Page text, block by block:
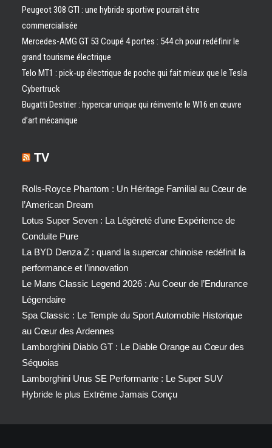
Peugeot 308 GTI : une hybride sportive pourrait être
commercialisée
Mercedes-AMG GT 53 Coupé 4 portes : 544 ch pour redéfinir le
grand tourisme électrique
Telo MT1 : pick‑up électrique de poche qui fait mieux que le Tesla
Cybertruck
Bugatti Destrier : hypercar unique qui réinvente le W16 en œuvre
d’art mécanique
TV
Rolls-Royce Phantom : Un Héritage Familial au Cœur de
l’American Dream
Lotus Super Seven : La Légèreté d’une Expérience de
Conduite Pure
La BYD Denza Z : quand la supercar chinoise redéfinit la
performance et l’innovation
Le Mans Classic Legend 2026 : Au Coeur de l’Endurance
Légendaire
Spa Classic : Le Temple du Sport Automobile Historique
au Cœur des Ardennes
Lamborghini Diablo GT : Le Diable Orange au Cœur des
Séquoias
Lamborghini Urus SE Performante : Le Super SUV
Hybride le plus Extrême Jamais Conçu